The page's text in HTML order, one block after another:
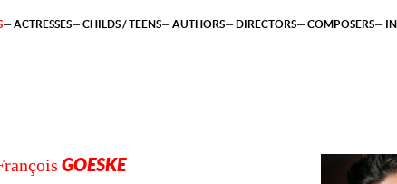
ACTRESSES CHILDS / TEENS AUTHORS DIRECTORS COMPOSERS
GOESKE